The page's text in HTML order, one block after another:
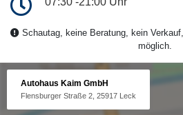
Schautag, keine Beratung, kein
möglich.
Autohaus Kaim GmbH
Flensburger Straße 2, 25917 Leck